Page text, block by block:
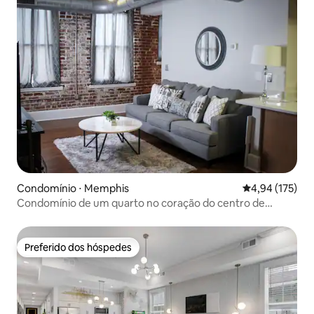
Condomínio ⋅ Memphis 4,94 de uma
4,94 (175)
Condomínio de um quarto no coração do centro de
Preferido dos hóspedes
Preferido dos hóspedes